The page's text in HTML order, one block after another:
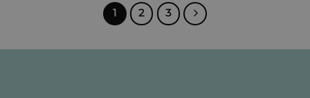
1 2 3